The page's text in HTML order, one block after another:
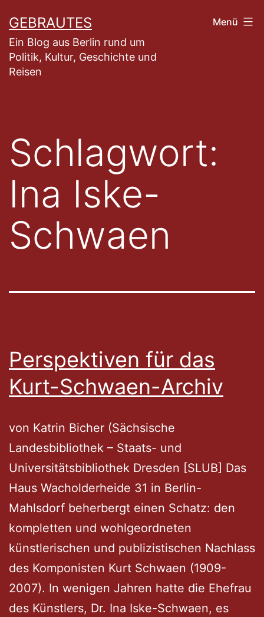
Inhalt
springen
GEBRAUTES
Ein Blog aus Berlin rund um
Politik, Kultur, Geschichte und
Reisen
Menü
Schlagwort:
Ina Iske-
Schwaen
Perspektiven für das
Kurt-Schwaen-Archiv
von Katrin Bicher (Sächsische
Landesbibliothek – Staats- und
Universitätsbibliothek Dresden [SLUB] Das
Haus Wacholderheide 31 in Berlin-
Mahlsdorf beherbergt einen Schatz: den
kompletten und wohlgeordneten
künstlerischen und publizistischen Nachlass
des Komponisten Kurt Schwaen (1909-
2007). In wenigen Jahren hatte die Ehefrau
des Künstlers, Dr. Ina Iske-Schwaen, es